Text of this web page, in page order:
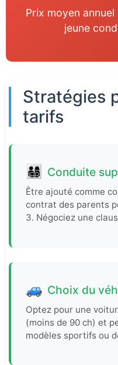
Prix moyen
jeune
Stratégies
tarifs
👨‍👩‍👧‍👦 Conduite
Être ajouté comme
contrat des parents
3. Négociez une
🚙 Choix du
Optez pour une
(moins de 90 ch) et
modèles sportifs ou